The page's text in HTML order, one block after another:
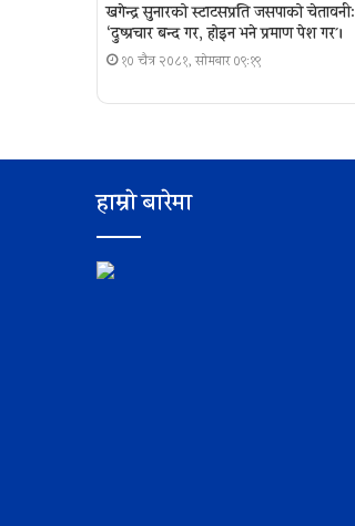
खगेन्द्र सुनारको स्टाटसप्रति जसपाको चेतावनी:
‘दुष्प्रचार बन्द गर, होइन भने प्रमाण पेश गर´।
१० चैत्र २०८१, सोमबार ०९:१९
हाम्रो बारेमा